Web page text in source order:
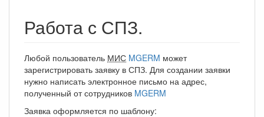
Работа с СПЗ.
Любой пользователь МИС MGERM может
зарегистрировать заявку в СПЗ. Для создании заявки
нужно написать электронное письмо на адрес,
полученный от сотрудников MGERM
Заявка оформляется по шаблону: